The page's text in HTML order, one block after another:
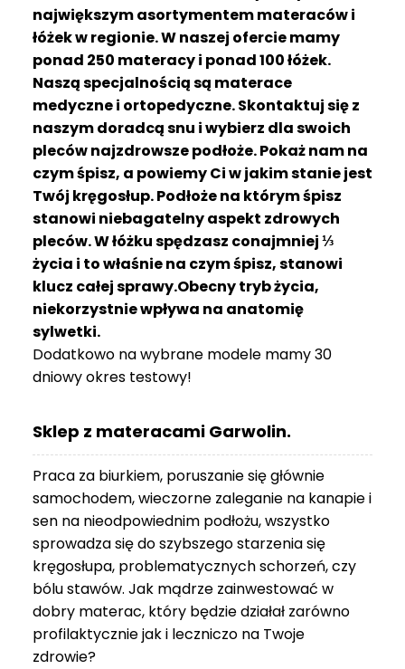
największym asortymentem materaców i
łóżek w regionie. W naszej ofercie mamy
ponad 250 materacy i ponad 100 łóżek.
Naszą specjalnością są materace
medyczne i ortopedyczne. Skontaktuj się z
naszym doradcą snu i wybierz dla swoich
pleców najzdrowsze podłoże. Pokaż nam na
czym śpisz, a powiemy Ci w jakim stanie jest
Twój kręgosłup. Podłoże na którym śpisz
stanowi niebagatelny aspekt zdrowych
pleców. W łóżku spędzasz conajmniej ⅓
życia i to właśnie na czym śpisz, stanowi
klucz całej sprawy.Obecny tryb życia,
niekorzystnie wpływa na anatomię
sylwetki.
Dodatkowo na wybrane modele mamy 30
dniowy okres testowy!
Sklep z materacami Garwolin.
Praca za biurkiem, poruszanie się głównie
samochodem, wieczorne zaleganie na kanapie i
sen na nieodpowiednim podłożu, wszystko
sprowadza się do szybszego starzenia się
kręgosłupa, problematycznych schorzeń, czy
bólu stawów. Jak mądrze zainwestować w
dobry materac, który będzie działał zarówno
profilaktycznie jak i leczniczo na Twoje
zdrowie?